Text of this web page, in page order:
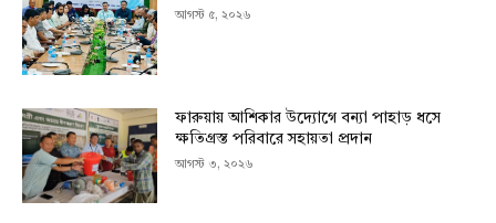
আগস্ট ৫, ২০২৬
ফারুয়ায় আশিকার উদ্যোগে বন্যা পাহাড় ধসে
ক্ষতিগ্রস্ত পরিবারে সহায়তা প্রদান
আগস্ট ৩, ২০২৬